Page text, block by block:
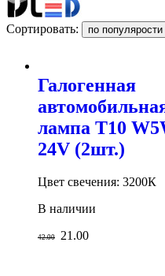
Сортировать:
Галогенная
лампа T10
24V (2шт.)
Цвет свечения: 3200К
В наличии
42.00 21.00